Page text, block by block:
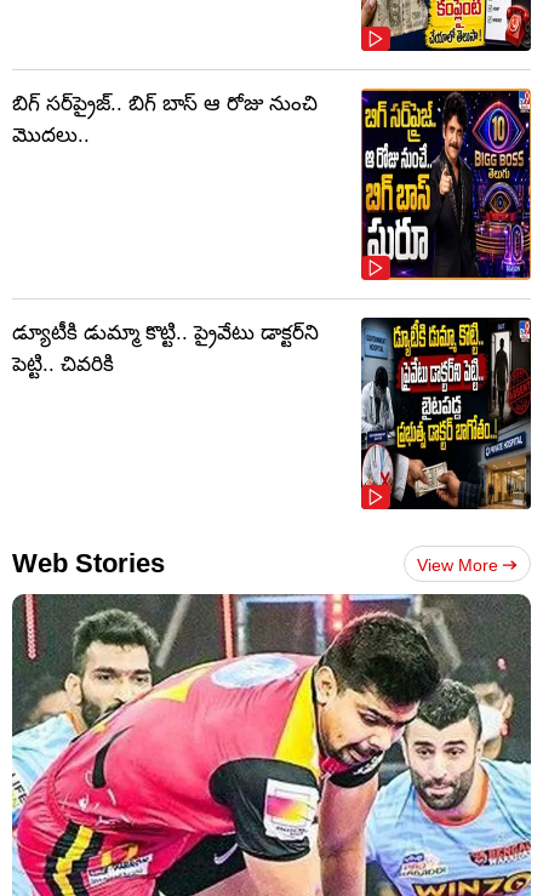
బిగ్ సర్‌ప్రైజ్‌.. బిగ్ బాస్‌ ఆ రోజు నుంచి
మొదలు..
డ్యూటీకి డుమ్మా కొట్టి.. ప్రైవేటు డాక్టర్‌ని
పెట్టి.. చివరికి
Web Stories View More